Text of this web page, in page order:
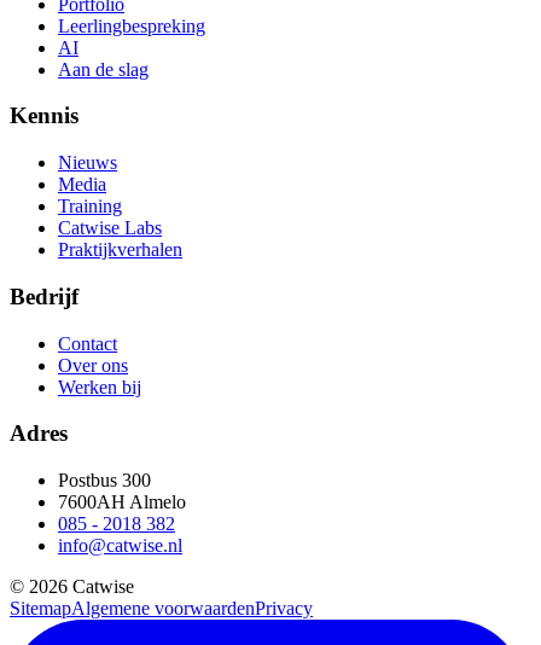
Leerlingbespreking
AI
Aan de slag
Kennis
Nieuws
Media
Training
Catwise Labs
Praktijkverhalen
Bedrijf
Contact
Over ons
Werken bij
Adres
Postbus 300
7600AH Almelo
085 - 2018 382
info@catwise.nl
© 2026 Catwise
SitemapAlgemene voorwaardenPrivacy